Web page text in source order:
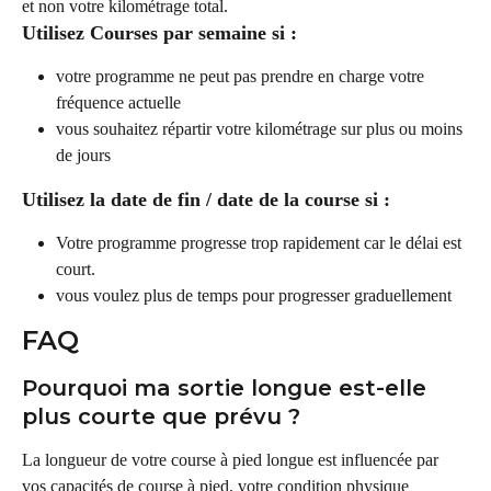
et non votre kilométrage total.
Utilisez Courses par semaine si :
votre programme ne peut pas prendre en charge votre
fréquence actuelle
vous souhaitez répartir votre kilométrage sur plus ou moins
de jours
Utilisez la date de fin / date de la course si :
Votre programme progresse trop rapidement car le délai est
court.
vous voulez plus de temps pour progresser graduellement
FAQ
Pourquoi ma sortie longue est-elle
plus courte que prévu ?
La longueur de votre course à pied longue est influencée par
vos capacités de course à pied, votre condition physique